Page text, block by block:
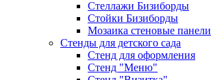
Стеллажи Бизиборды
Стойки Бизиборды
Мозаика стеновые
Стенды для детского сада
Стенд для оформления
Стенд "Меню"